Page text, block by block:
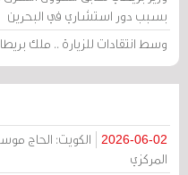
بسبب دور استشاري في البحرين
وسط انتقادات للزيارة .. ملك
2026-06-02
الكويت: الحاج
المركزي